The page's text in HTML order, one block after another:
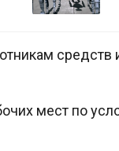
мест по